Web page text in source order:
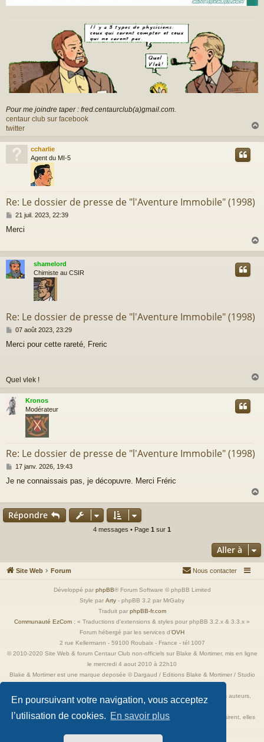
En poursuivant votre navigation, vous acceptez
l’utilisation de cookies. En savoir plus
Pour me joindre taper : fred.centaurclub(a)gmail.com.
centaur club sur facebook
twitter
u
ccharlie
Agent du MI-5
Re: Le dossier de presse de "l'Aventure Immobile" (1998)
M
s
a
g
e
21 juil. 2023, 22:39
Merci
a
shamelord
Chimiste au CSIR
Re: Le dossier de presse de "l'Aventure Immobile" (1998)
M
s
e
07 août 2023, 23:29
Merci pour cette rareté, Freric
Quel vlek !
u
Kronos
Modérateur
Re: Le dossier de presse de "l'Aventure Immobile" (1998)
M
s
a
g
e
17 janv. 2026, 19:43
Je ne connaissais pas, je décopuvre. Merci Fréric
a
Répondre
4 messages • Page 1 sur 1
Aller à
Site Web Forum Nous contacter
Développé par phpBB® Forum Software © phpBB Limited
Style par Arty - phpBB 3.2 par MrGaby
Traduit par phpBB-fr.com
Communauté EzCom : « Traductions d'extensions & styles pour phpBB 3.2.x & 3.3.x »
Forum hébergé par les services d’OVH
2 rue Kellermann - 59100 Roubaix - France - tél 1007
© 2010-2020 Site Web & forum Centaur Club non-officiels sur Blake & Mortimer, mis en ligne
le mercredi 4 aout 2010 à 22h10
Blake & Mortimer est une marque deposée © Dargaud / Editions Blake & Mortimer / Studio
Toutes les images incluses dans ces pages sont la propriété exclusive de leurs auteurs,
ayant droits et/ou éditeurs.
Elles ne sont ici qu'à titre de référence ou d'illustration. Si les propriétaires le désirent, elles